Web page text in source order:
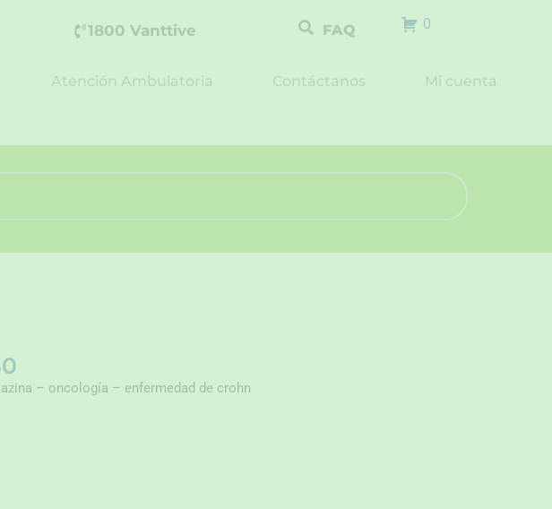
1800 Vanttive FAQ 0
Atención Ambulatoria Contáctanos Mi cuenta
– oncología – enfermedad de crohn